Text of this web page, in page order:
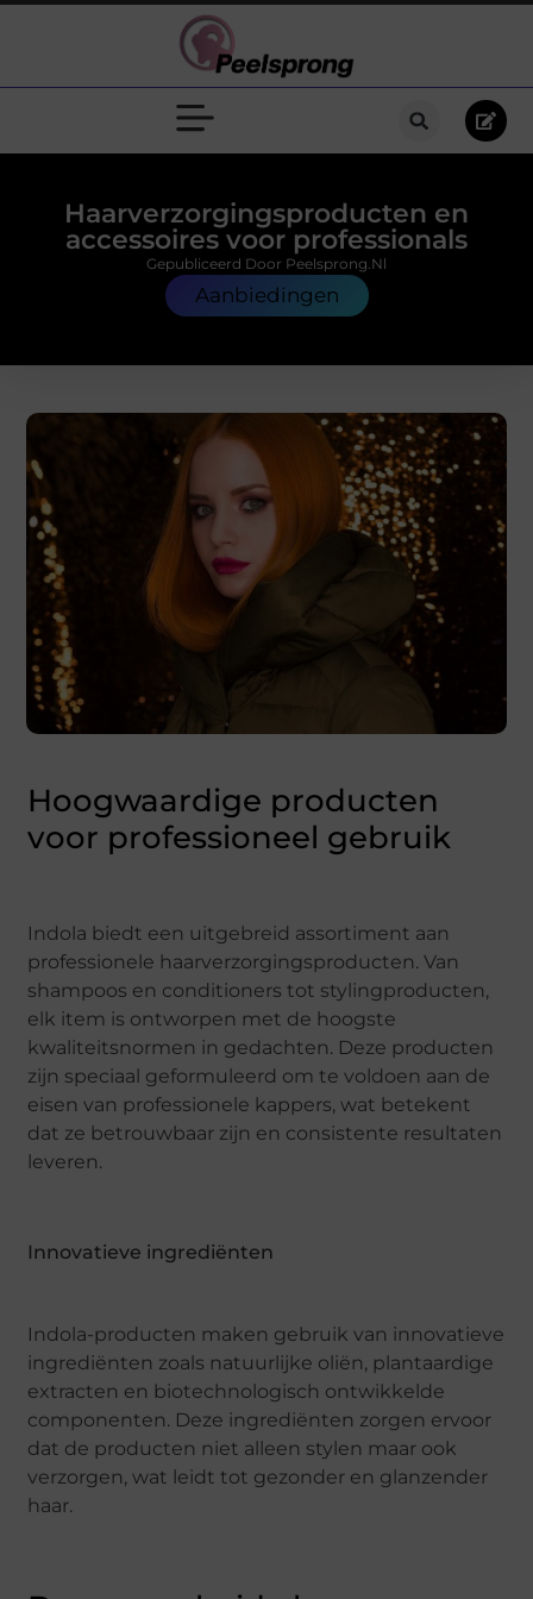
Haarverzorgingsproducten en
accessoires voor professionals
Aanbiedingen
Gepubliceerd Door Peelsprong.nl
Hoogwaardige producten
voor professioneel gebruik
Indola biedt een uitgebreid assortiment aan
professionele haarverzorgingsproducten. Van
shampoos en conditioners tot stylingproducten,
elk item is ontworpen met de hoogste
kwaliteitsnormen in gedachten. Deze producten
zijn speciaal geformuleerd om te voldoen aan de
eisen van professionele kappers, wat betekent
dat ze betrouwbaar zijn en consistente resultaten
leveren.
Innovatieve ingrediënten
Indola-producten maken gebruik van innovatieve
ingrediënten zoals natuurlijke oliën, plantaardige
extracten en biotechnologisch ontwikkelde
componenten. Deze ingrediënten zorgen ervoor
dat de producten niet alleen stylen maar ook
verzorgen, wat leidt tot gezonder en glanzender
haar.